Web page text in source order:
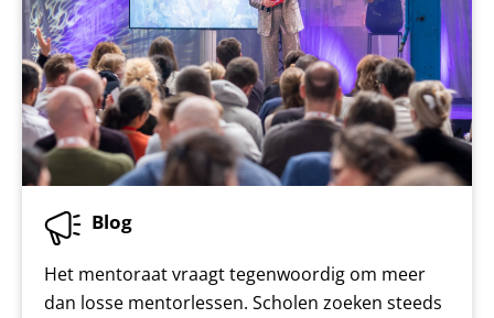
Blog
Het mentoraat vraagt tegenwoordig om meer
dan losse mentorlessen. Scholen zoeken steeds